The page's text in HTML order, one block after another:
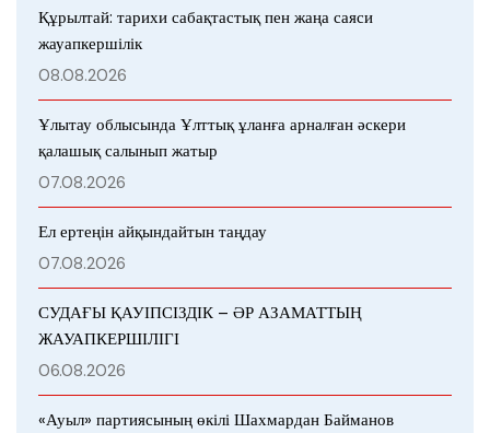
Құрылтай: тарихи сабақтастық пен жаңа саяси
жауапкершілік
08.08.2026
Ұлытау облысында Ұлттық ұланға арналған әскери
қалашық салынып жатыр
07.08.2026
Ел ертеңін айқындайтын таңдау
07.08.2026
СУДАҒЫ ҚАУІПСІЗДІК – ӘР АЗАМАТТЫҢ
ЖАУАПКЕРШІЛІГІ
06.08.2026
«Ауыл» партиясының өкілі Шахмардан Байманов